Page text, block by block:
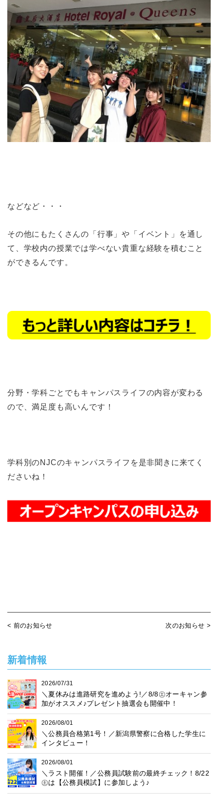
などなど・・・
その他にもたくさんの「行事」や「イベント」を通し
て、学校内の授業では学べない貴重な経験を積むこと
ができるんです。
分野・学科ごとでもキャンパスライフの内容が変わる
ので、満足度も高いんです！
学科別のNJCのキャンパスライフを是非聞きに来てく
ださいね！
< 前のお知らせ 次のお知らせ >
新着情報
2026/07/31
＼夏休みは進路研究を進めよう!／8/8㊏オーキャン参
加がオススメ♪プレゼント抽選会も開催中！
2026/08/01
＼公務員合格第1号！／新潟県警察に合格した学生に
インタビュー！
2026/08/01
＼ラスト開催！／公務員試験前の最終チェック！8/22
㊏は【公務員模試】に参加しよう♪